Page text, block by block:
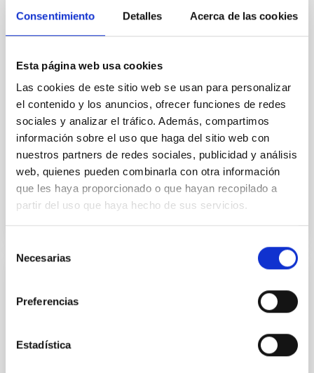
Consentimiento Detalles Acerca de las cookies
Esta página web usa cookies
Las cookies de este sitio web se usan para personalizar
el contenido y los anuncios, ofrecer funciones de redes
sociales y analizar el tráfico. Además, compartimos
información sobre el uso que haga del sitio web con
nuestros partners de redes sociales, publicidad y análisis
web, quienes pueden combinarla con otra información
que les haya proporcionado o que hayan recopilado a
partir del uso que haya hecho de sus servicios.
Necesarias
Preferencias
Estadística
Tenerife Science and Technology Park. The event
undertaken within this strategic initiative. On
Tuesday, 10 February, the programme addressed the
Hub’s strategic vision within the national and
European context, highlighting its alignment with
Spain’s Quantum Technologies Strategy (2025–
Advertised on 02/17/2026 - 07:56:14
Robert P. Kirshner, Executive Director of
the IAC and gives a colloquium on the